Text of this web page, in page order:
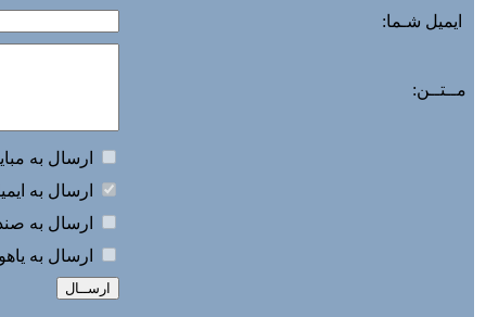
ایمیل شـما:
مــتــن:
ارسال به
ارسال به
ارسال به
ارسال به